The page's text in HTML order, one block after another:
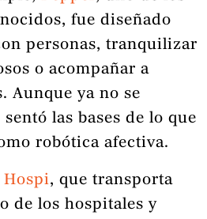
fue diseñado
personas, tranquilizar
o acompañar a
Aunque ya no se
las bases de lo que
robótica afectiva.
Hospi, que transporta
de los hospitales y